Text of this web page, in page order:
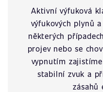
Aktivní výfuková
výfukových plynů
některých
projev nebo se
vypnutím
stabilní zvuk a
zásahů